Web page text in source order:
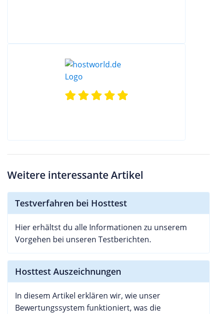
Weitere interessante Artikel
Testverfahren bei Hosttest
Hier erhältst du alle Informationen zu unserem
Vorgehen bei unseren Testberichten.
Hosttest Auszeichnungen
In diesem Artikel erklären wir, wie unser
Bewertungssystem funktioniert, was die